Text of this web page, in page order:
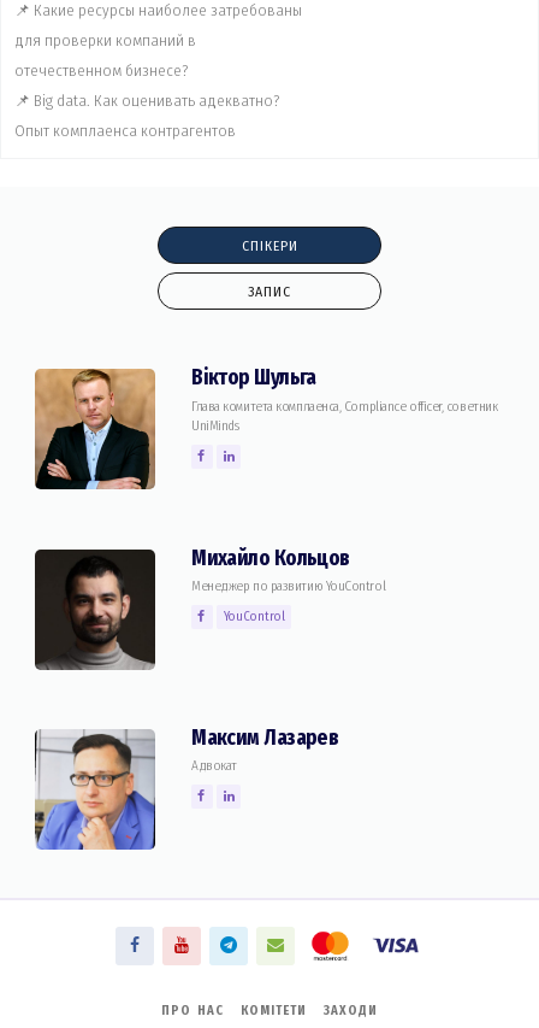
📌 Какие ресурсы наиболее затребованы
для проверки компаний в
отечественном бизнесе?
📌 Big data. Как оценивать адекватно?
Опыт комплаенса контрагентов
СПІКЕРИ
ЗАПИС
Віктор Шульга
Глава комитета комплаенса, Compliance officer, советник
UniMinds
Михайло Кольцов
Менеджер по развитию YouControl
YouControl
Максим Лазарев
Адвокат
ПРО НАС КОМІТЕТИ ЗАХОДИ